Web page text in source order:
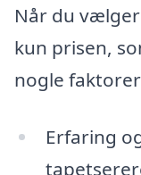
Når du
kun prisen,
nogle
Erfaring